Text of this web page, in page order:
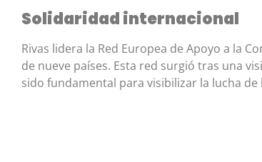
Solidaridad internacional
Rivas lidera la Red Europea de Apoyo a la
de nueve países. Esta red surgió tras una
sido fundamental para visibilizar la lucha de